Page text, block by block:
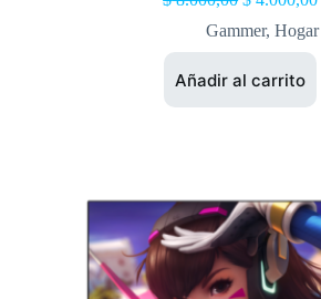
Gammer,Hogar
Añadir al carrito